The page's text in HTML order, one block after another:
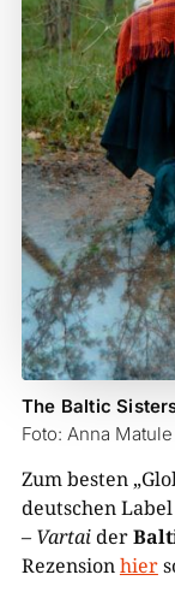
The Baltic
Foto: Anna Matule
Zum besten
deutschen
– Vartaider
Rezensionhier